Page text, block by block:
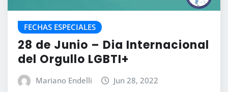
FECHAS ESPECIALES
28 de Junio – Dia Internacional
del Orgullo LGBTI+
Mariano Endelli Jun 28, 2022